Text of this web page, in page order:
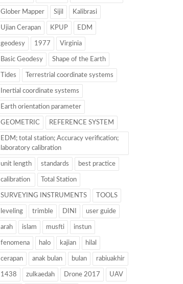
Glober Mapper Sijil Kalibrasi
Ujian Cerapan KPUP EDM
geodesy 1977 Virginia
Basic Geodesy Shape of the Earth
Tides Terrestrial coordinate systems
Inertial coordinate systems
Earth orientation parameter
GEOMETRIC REFERENCE SYSTEM
EDM; total station; Accuracy verification;
laboratory calibration
unit length standards best practice
calibration Total Station
SURVEYING INSTRUMENTS TOOLS
leveling trimble DINI user guide
arah islam musfti instun
fenomena halo kajian hilal
cerapan anak bulan bulan rabiuakhir
1438 zulkaedah Drone 2017 UAV